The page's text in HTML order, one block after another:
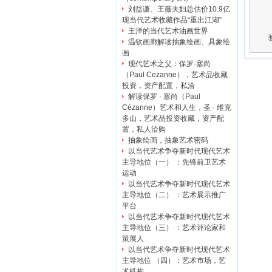
刘益谦、王薇夫妇总估价10.9亿
现当代艺术收藏作品“重出江湖”
王洋的当代艺术油画世界
温钦画廊解读抽象绘画、具象绘
画
现代艺术之父：保罗·塞尚
（Paul Cezanne），艺术品收藏
投资，资产配置，私洽
解读保罗 · 塞尚（Paul
Cézanne）艺术和人生，圣 · 维克
多山，艺术品投资收藏，资产配
置，私人洽购
抽象绘画，抽象艺术密码
以当代艺术争夺新时代现代艺术
主导地位（一） ：先锋前卫艺术
运动
以当代艺术争夺新时代现代艺术
主导地位（二） ：艺术展示推广
平台
以当代艺术争夺新时代现代艺术
主导地位（三） ：艺术评论家和
策展人
以当代艺术争夺新时代现代艺术
主导地位 （四）：艺术市场，艺